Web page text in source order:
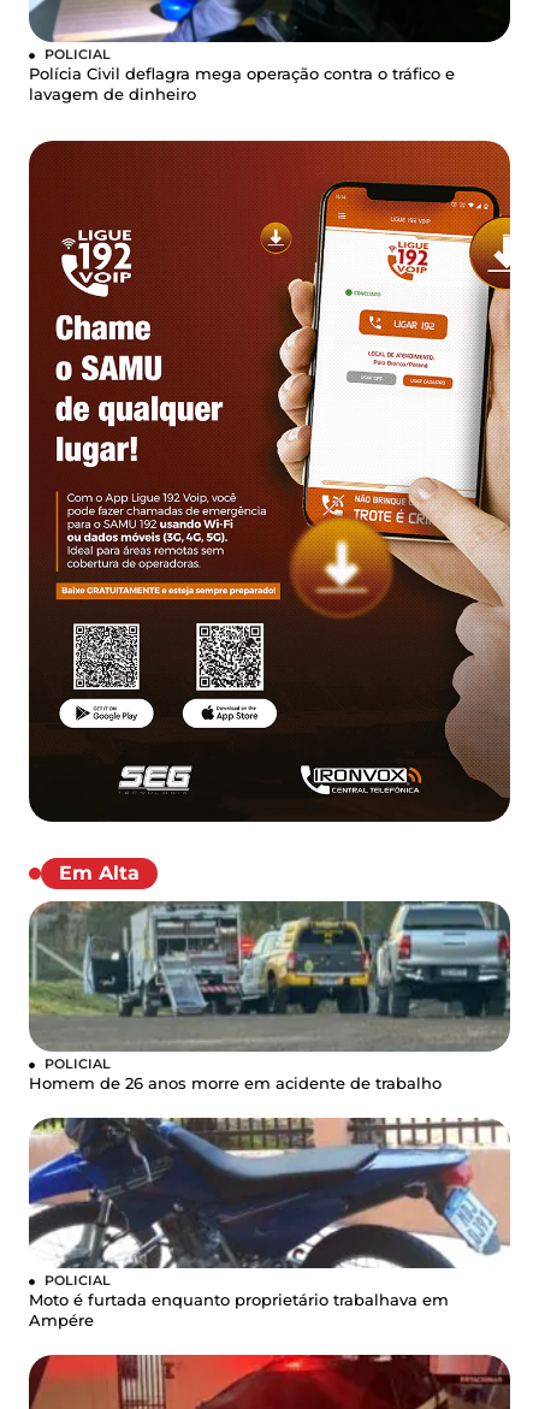
POLICIAL
Polícia Civil deflagra mega operação contra o tráfico e
lavagem de dinheiro
Em Alta
POLICIAL
Homem de 26 anos morre em acidente de trabalho
POLICIAL
Moto é furtada enquanto proprietário trabalhava em
Ampére